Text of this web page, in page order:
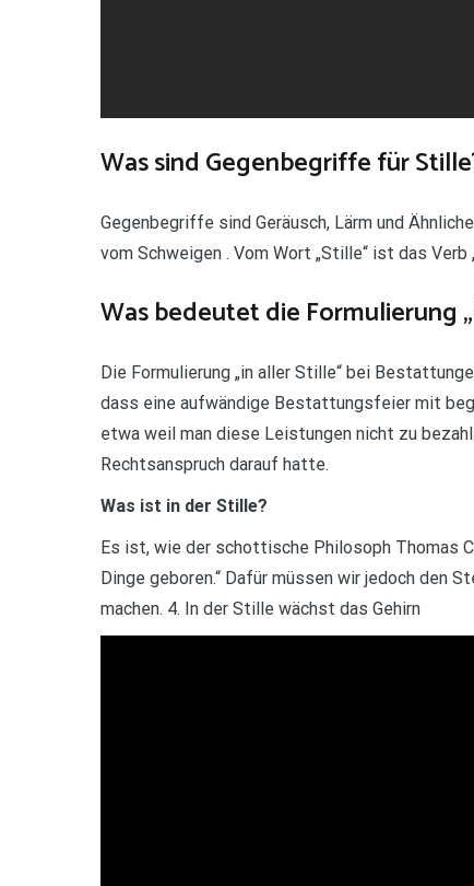
Was sind Gegenbegriffe für
Gegenbegriffe sind Geräusch, Lärm und
vom Schweigen . Vom Wort „Stille“ ist das
Was bedeutet die Formulierung
Die Formulierung „in aller Stille“ bei
dass eine aufwändige Bestattungsfeier mit
etwa weil man diese Leistungen nicht zu
Rechtsanspruch darauf hatte.
Was ist in der Stille?
Es ist, wie der schottische Philosoph Thomas
Dinge geboren.“ Dafür müssen wir jedoch den
machen. 4. In der Stille wächst das Gehirn